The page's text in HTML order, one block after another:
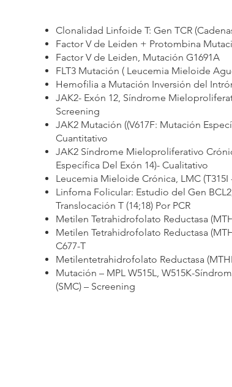
Clonalidad Linfoide T: Gen TCR
Factor V de Leiden + Protombina
Factor V de Leiden, Mutación G1691A
FLT3 Mutación ( Leucemia Mieloide
Hemofilia a Mutación Inversión del
JAK2- Exón 12, Síndrome
Screening
JAK2 Mutación ((V617F: Mutación
Cuantitativo
JAK2 Síndrome Mieloproliferativo
Específica Del Exón 14)- Cualitativo
Leucemia Mieloide Crónica, LMC (T315I
Linfoma Folicular: Estudio del Gen
Translocación T (14;18) Por PCR
Metilen Tetrahidrofolato Reductasa
Metilen Tetrahidrofolato Reductasa
C677-T
Metilentetrahidrofolato Reductasa
Mutación – MPL W515L, W515K-
(SMC) – Screening